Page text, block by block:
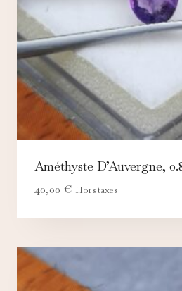
Améthyste D’Auvergne,
40,00 € Hors taxes